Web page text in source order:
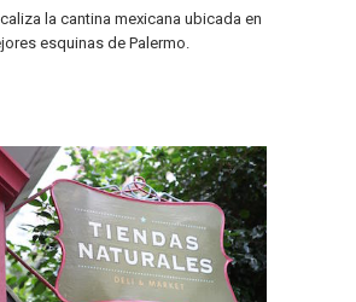
la cantina mexicana ubicada en
esquinas de Palermo.